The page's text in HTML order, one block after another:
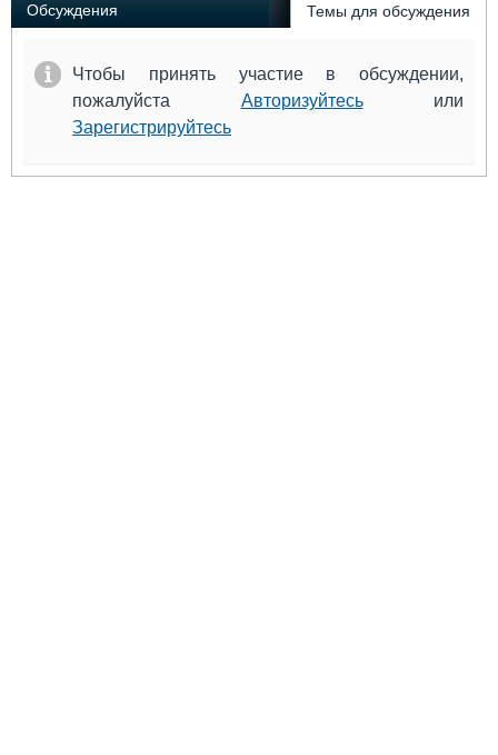
Обсуждения Темы для обсуждения
Чтобы принять участие в обсуждении,
пожалуйста Авторизуйтесьили
Зарегистрируйтесь